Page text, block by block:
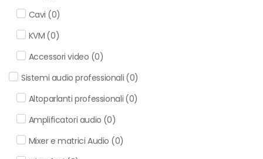
Cavi (0)
KVM (0)
Accessori video (0)
Sistemi audio professionali (0)
Altoparlanti professionali (0)
Amplificatori audio (0)
Mixer e matrici Audio (0)